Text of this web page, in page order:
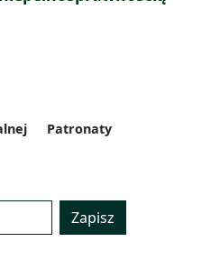
Patronaty
Zapisz